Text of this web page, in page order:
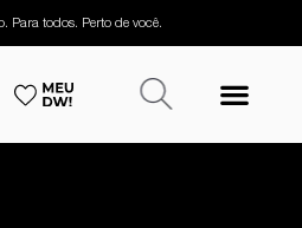
Para todos. Perto de você.